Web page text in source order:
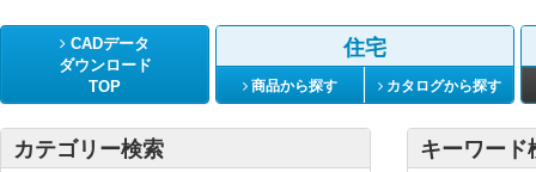
CADデータ
ダウンロード
TOP
住宅
商品から探す カタログから探す
カテゴリー検索 キーワード